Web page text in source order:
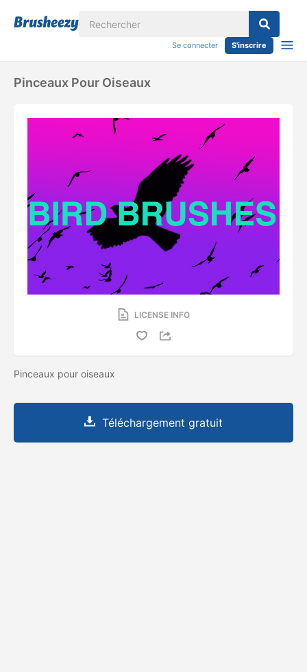
Se connecter S'inscrire
Pinceaux Pour Oiseaux
LICENSE INFO
Pinceaux pour oiseaux
Téléchargement gratuit